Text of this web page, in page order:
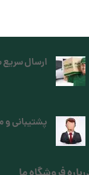
ارسال
پشتیبانی و